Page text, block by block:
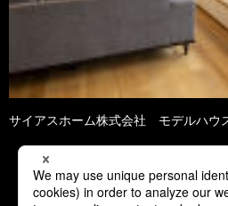
サイアスホーム株式会社 モデルハウ
1 2 3 4